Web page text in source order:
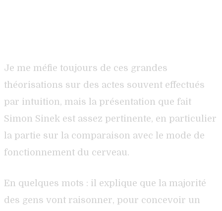
Je me méfie toujours de ces grandes
théorisations sur des actes souvent effectués
par intuition, mais la présentation que fait
Simon Sinek est assez pertinente, en particulier
la partie sur la comparaison avec le mode de
fonctionnement du cerveau.
En quelques mots : il explique que la majorité
des gens vont raisonner, pour concevoir un